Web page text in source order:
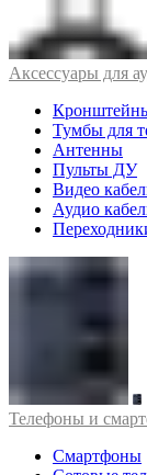
Аксессуары для
Тумбы для
Антенны
Пульты ДУ
Видео
Аудио
Телефоны и
Смартфоны